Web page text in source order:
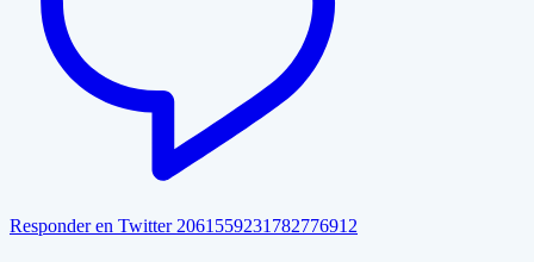
Responder en Twitter 2061559231782776912